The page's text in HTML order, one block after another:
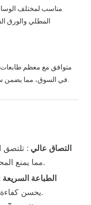
مناسب لمختلف
المطلي والورق
متوافق مع معظم طابعات
في السوق، مما يضمن سهولة التركيب والتشغيل.
التصاق عالي : تلتصق
مما يمنع المحتوى المطبوع من التلطخ أو البهتان.
الطباعة السريعة
يحسن كفاءة العمل ويلبي مهام الطباعة الصعبة.